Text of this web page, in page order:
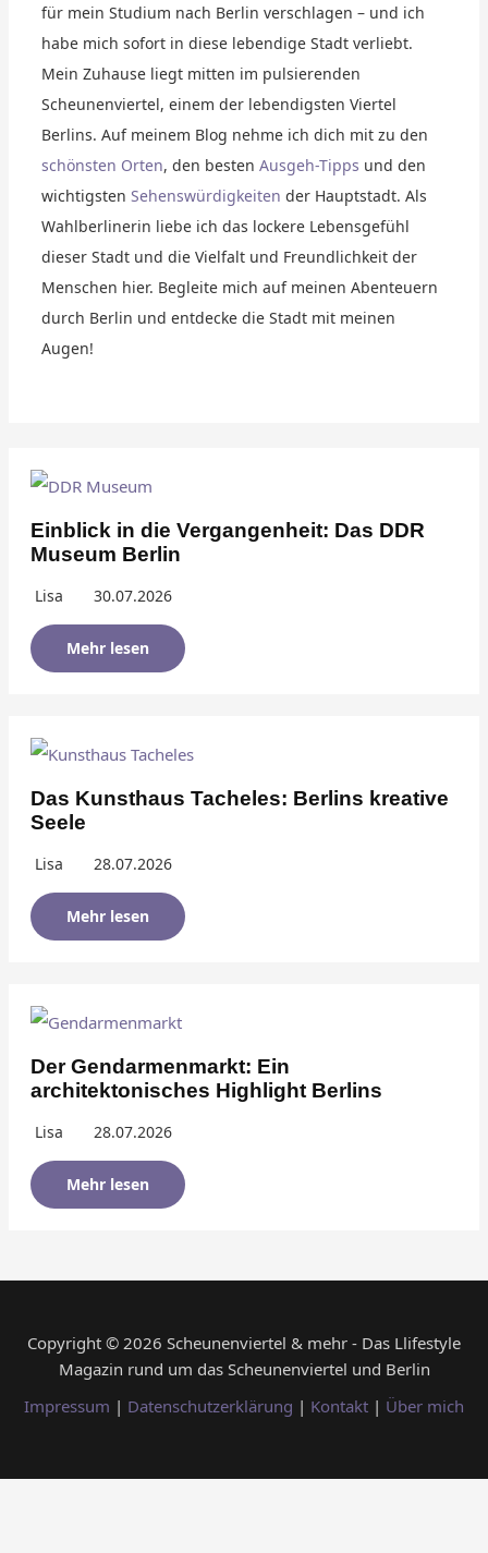
für mein Studium nach Berlin verschlagen – und ich
habe mich sofort in diese lebendige Stadt verliebt.
Mein Zuhause liegt mitten im pulsierenden
Scheunenviertel, einem der lebendigsten Viertel
Berlins. Auf meinem Blog nehme ich dich mit zu den
schönsten Orten, den bestenAusgeh-Tipps und den
wichtigstenSehenswürdigkeiten der Hauptstadt. Als
Wahlberlinerin liebe ich das lockere Lebensgefühl
dieser Stadt und die Vielfalt und Freundlichkeit der
Menschen hier. Begleite mich auf meinen Abenteuern
durch Berlin und entdecke die Stadt mit meinen
Augen!
Einblick in die Vergangenheit: Das DDR
Museum Berlin
Lisa 30.07.2026
Mehr lesen
Das Kunsthaus Tacheles: Berlins kreative
Seele
Lisa 28.07.2026
Mehr lesen
Der Gendarmenmarkt: Ein
architektonisches Highlight Berlins
Lisa 28.07.2026
Mehr lesen
Copyright © 2026 Scheunenviertel & mehr - Das Llifestyle
Magazin rund um das Scheunenviertel und Berlin
Impressum | Datenschutzerklärung | Kontakt | Über mich